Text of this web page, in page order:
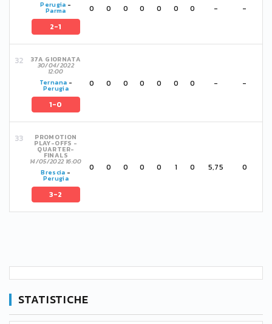
Perugia -
Parma
2-1
0 0 0 0 0 0 0 - -
37A GIORNATA
30/04/2022
12:00
Ternana -
Perugia
1-0
0 0 0 0 0 0 0 - -
PROMOTION
PLAY-OFFS -
QUARTER-
FINALS
14/05/2022 16:00
Brescia -
Perugia
3-2
0 0 0 0 0 1 0 5,75 0
STATISTICHE